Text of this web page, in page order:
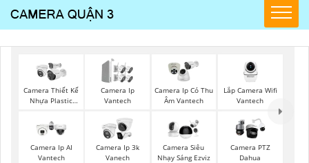
Camera Thiết Kế
Nhựa Plastic
Camera Ip
Vantech
Camera Ip Có Thu
Âm Vantech
Lắp Camera Wifi
Vantech
Camera Ip AI
Vantech
Camera Ip 3k
Vanech
Camera Siêu
Nhạy Sáng Ezviz
Camera PTZ
Dahua